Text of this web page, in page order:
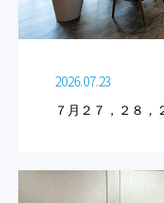
2026.07.23
７月２７，２８，